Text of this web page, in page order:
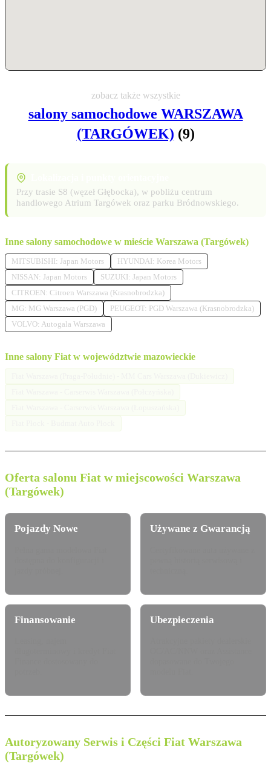
zobacz także wszystkie
salony samochodowe WARSZAWA
(TARGÓWEK) (9)
Przy trasie S8 (węzeł Głębocka), w pobliżu centrum
handlowego Atrium Targówek oraz parku Bródnowskiego.
Inne salony samochodowe w mieście Warszawa (Targówek)
MITSUBISHI: Japan Motors
HYUNDAI: Korea Motors
NISSAN: Japan Motors
SUZUKI: Japan Motors
CITROEN: Citroen Warszawa (Krasnobrodzka)
MG: MG Warszawa (PGD)
PEUGEOT: PGD Warszawa (Krasnobrodzka)
VOLVO: Autogala Warszawa
Inne salony Fiat w województwie mazowieckie
Oferta salonu Fiat w miejscowości Warszawa
(Targówek)
Pojazdy Nowe Używane z Gwarancją
Finansowanie Ubezpieczenia
Autoryzowany Serwis i Części Fiat Warszawa
(Targówek)